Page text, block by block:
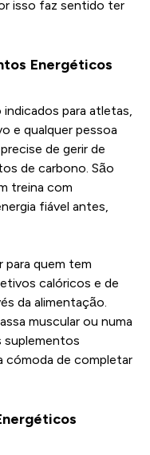
isso faz sentido ter
Energéticos
para atletas,
e qualquer pessoa
de gerir de
de carbono. São
treina com
fiável antes,
para quem tem
calóricos e de
da alimentação.
muscular ou numa
suplementos
cómoda de completar